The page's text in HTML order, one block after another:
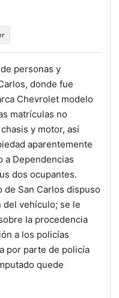
personas y
donde fue
Chevrolet modelo
matrículas no
y motor, así
aparentemente
a Dependencias
dos ocupantes.
de San Carlos dispuso
del vehículo; se le
la procedencia
a los policías
por parte de policía
quede